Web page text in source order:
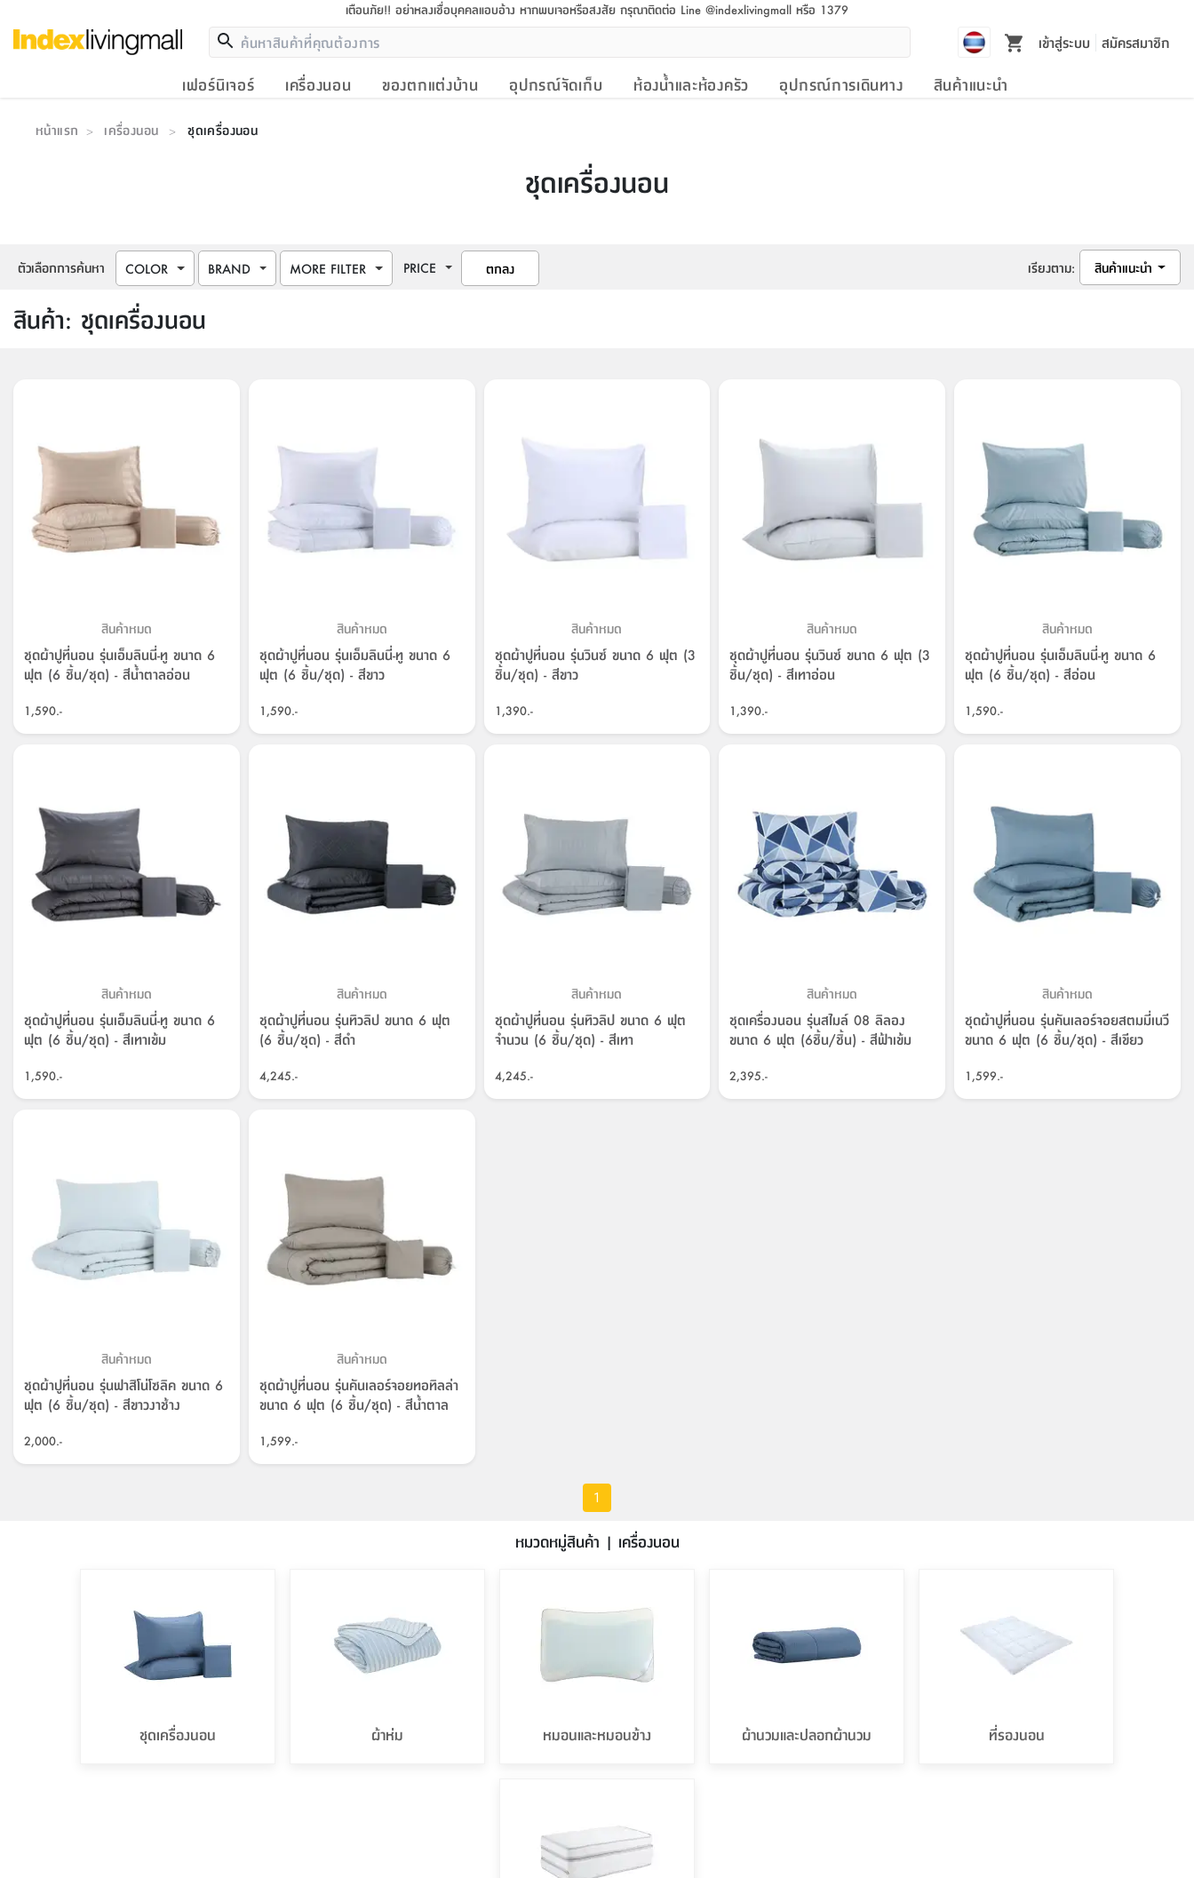
เตือนภัย!! อย่าหลงเชื่อบุคคลแอบอ้าง หากพบเจอหรือสงสัย กรุณาติดต่อ Line @indexlivingmall หรือ 1379
เข้าสู่ระบบ สมัครสมาชิก
เฟอร์นิเจอร์ เครื่องนอน ของตกแต่งบ้าน อุปกรณ์จัดเก็บ ห้องน้ำและห้องครัว อุปกรณ์การเดินทาง สินค้าแนะนำ
หน้าแรก > เครื่องนอน > ชุดเครื่องนอน
ชุดเครื่องนอน
ตัวเลือกการค้นหา COLOR BRAND MORE FILTER PRICE ตกลง เรียงตาม: สินค้าแนะนำ
สินค้า: ชุดเครื่องนอน
สินค้าหมด
ชุดผ้าปูที่นอน รุ่นเอ็มลินนี่-ทู ขนาด 6
ฟุต (6 ชิ้น/ชุด) - สีน้ำตาลอ่อน
1,590.-
สินค้าหมด
ชุดผ้าปูที่นอน รุ่นเอ็มลินนี่-ทู ขนาด 6
ฟุต (6 ชิ้น/ชุด) - สีขาว
1,590.-
สินค้าหมด
ชุดผ้าปูที่นอน รุ่นวินซ์ ขนาด 6 ฟุต (3
ชิ้น/ชุด) - สีขาว
1,390.-
สินค้าหมด
ชุดผ้าปูที่นอน รุ่นวินซ์ ขนาด 6 ฟุต (3
ชิ้น/ชุด) - สีเทาอ่อน
1,390.-
สินค้าหมด
ชุดผ้าปูที่นอน รุ่นเอ็มลินนี่-ทู ขนาด 6
ฟุต (6 ชิ้น/ชุด) - สีอ่อน
1,590.-
สินค้าหมด
ชุดผ้าปูที่นอน รุ่นเอ็มลินนี่-ทู ขนาด 6
ฟุต (6 ชิ้น/ชุด) - สีเทาเข้ม
1,590.-
สินค้าหมด
ชุดผ้าปูที่นอน รุ่นทิวลิป ขนาด 6 ฟุต
(6 ชิ้น/ชุด) - สีดำ
4,245.-
สินค้าหมด
ชุดผ้าปูที่นอน รุ่นทิวลิป ขนาด 6 ฟุต
จำนวน (6 ชิ้น/ชุด) - สีเทา
4,245.-
สินค้าหมด
ชุดเครื่องนอน รุ่นสไมล์ 08 ลิลอง
ขนาด 6 ฟุต (6ชิ้น/ชิ้น) - สีฟ้าเข้ม
2,395.-
สินค้าหมด
ชุดผ้าปูที่นอน รุ่นคันเลอร์จอยสตมมี่เนวี
ขนาด 6 ฟุต (6 ชิ้น/ชุด) - สีเขียว
1,599.-
สินค้าหมด
ชุดผ้าปูที่นอน รุ่นฟาสิโน่โซลิค ขนาด 6
ฟุต (6 ชิ้น/ชุด) - สีขาวงาช้าง
2,000.-
สินค้าหมด
ชุดผ้าปูที่นอน รุ่นคันเลอร์จอยทอทิลล่า
ขนาด 6 ฟุต (6 ชิ้น/ชุด) - สีน้ำตาล
1,599.-
1
หมวดหมู่สินค้า | เครื่องนอน
ชุดเครื่องนอน ผ้าห่ม หมอนและหมอนข้าง ผ้านวมและปลอกผ้านวม ที่รองนอน